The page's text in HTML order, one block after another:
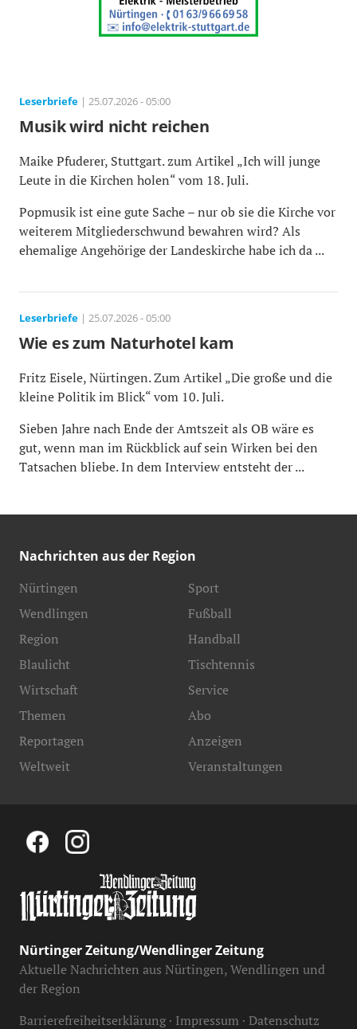
Leserbriefe | 25.07.2026 - 05:00
Musik wird nicht reichen
Maike Pfuderer, Stuttgart. zum Artikel „Ich will junge
Leute in die Kirchen holen“ vom 18. Juli.
Popmusik ist eine gute Sache – nur ob sie die Kirche vor
weiterem Mitgliederschwund bewahren wird? Als
ehemalige Angehörige der Landeskirche habe ich da ...
Leserbriefe | 25.07.2026 - 05:00
Wie es zum Naturhotel kam
Fritz Eisele, Nürtingen. Zum Artikel „Die große und die
kleine Politik im Blick“ vom 10. Juli.
Sieben Jahre nach Ende der Amtszeit als OB wäre es
gut, wenn man im Rückblick auf sein Wirken bei den
Tatsachen bliebe. In dem Interview entsteht der ...
Nachrichten aus der Region
Nürtingen
Wendlingen
Region
Blaulicht
Sport
Fußball
Handball
Tischtennis
Wirtschaft
Themen
Reportagen
Weltweit
Service
Abo
Anzeigen
Veranstaltungen
Nürtinger Zeitung/Wendlinger Zeitung
Aktuelle Nachrichten aus Nürtingen, Wendlingen und
der Region
Barrierefreiheitserklärung Impressum Datenschutz